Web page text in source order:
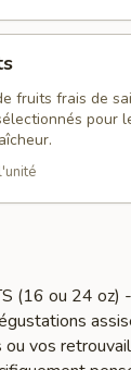
fruits frais de
pour
(16 ou 24 oz)
ou vos